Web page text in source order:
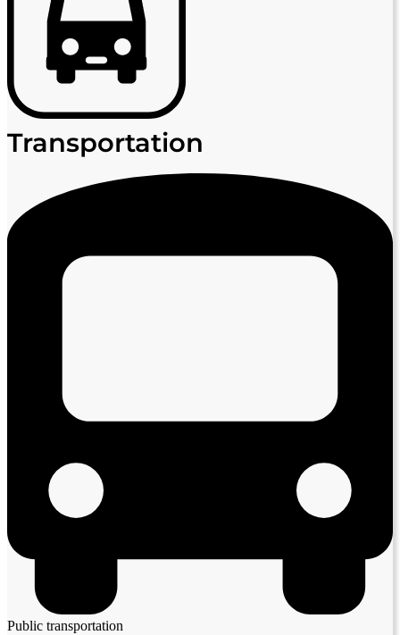
Transportation
Public transportation